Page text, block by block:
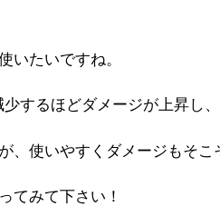
いたいですね。
するほどダメージが上昇し
使いやすくダメージもそこ
てみて下さい！